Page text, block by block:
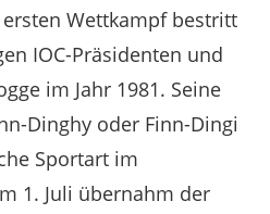
Wettkampf bestritt
IOC-Präsidenten und
im Jahr 1981. Seine
Dinghy oder Finn-Dingi
Sportart im
1. Juli übernahm der